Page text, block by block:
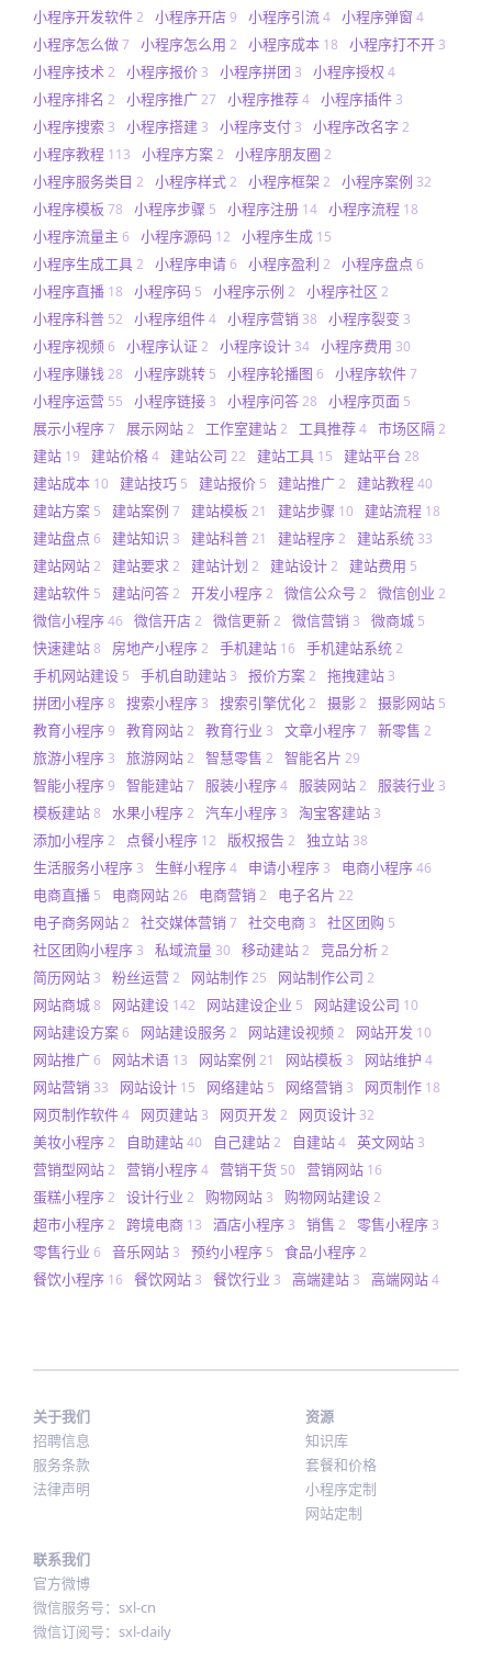
小程序开发软件2 小程序开店9 小程序引流4 小程序弹窗 4
小程序怎么做7 小程序怎么用 2 小程序成本 18 小程序打不开 3
小程序技术 2 小程序报价 3 小程序拼团 3 小程序授权 4
小程序排名 2 小程序推广27 小程序推荐4 小程序插件 3
小程序搜索 3 小程序搭建 3 小程序支付 3 小程序改名字 2
小程序教程 113 小程序方案2 小程序朋友圈 2
小程序服务类目 2 小程序样式2 小程序框架 2 小程序案例 32
小程序模板 78 小程序步骤 5 小程序注册 14 小程序流程 18
小程序流量主 6 小程序源码 12 小程序生成 15
小程序生成工具2 小程序申请6 小程序盈利 2 小程序盘点 6
小程序直播 18 小程序码 5 小程序示例 2 小程序社区 2
小程序科普 52 小程序组件4 小程序营销 38 小程序裂变 3
小程序视频6 小程序认证2 小程序设计 34 小程序费用 30
小程序赚钱28 小程序跳转 5 小程序轮播图 6 小程序软件7
小程序运营 55 小程序链接 3 小程序问答28 小程序页面 5
展示小程序7 展示网站2 工作室建站2 工具推荐4 市场区隔2
建站 19 建站价格4 建站公司 22 建站工具 15 建站平台 28
建站成本 10 建站技巧 5 建站报价 5 建站推广2 建站教程40
建站方案 5 建站案例 7 建站模板 21 建站步骤 10 建站流程 18
建站盘点 6 建站知识 3 建站科普21 建站程序2 建站系统 33
建站网站2 建站要求2 建站计划 2 建站设计2 建站费用 5
建站软件 5 建站问答2 开发小程序2 微信公众号 2 微信创业 2
微信小程序46 微信开店2 微信更新2 微信营销 3 微商城 5
快速建站8 房地产小程序2 手机建站 16 手机建站系统2
手机网站建设 5 手机自助建站 3 报价方案2 拖拽建站 3
拼团小程序8 搜索小程序 3 搜索引擎优化2 摄影2 摄影网站 5
教育小程序9 教育网站2 教育行业 3 文章小程序7 新零售 2
旅游小程序 3 旅游网站2 智慧零售 2 智能名片 29
智能小程序9 智能建站7 服装小程序4 服装网站2 服装行业 3
模板建站8 水果小程序2 汽车小程序 3 淘宝客建站 3
添加小程序2 点餐小程序 12 版权报告2 独立站 38
生活服务小程序 3 生鲜小程序4 申请小程序 3 电商小程序46
电商直播 5 电商网站26 电商营销 2 电子名片 22
电子商务网站2 社交媒体营销 7 社交电商 3 社区团购 5
社区团购小程序 3 私域流量 30 移动建站2 竞品分析2
简历网站 3 粉丝运营2 网站制作25 网站制作公司 2
网站商城8 网站建设 142 网站建设企业 5 网站建设公司 10
网站建设方案6 网站建设服务2 网站建设视频2 网站开发 10
网站推广6 网站术语 13 网站案例 21 网站模板 3 网站维护 4
网站营销 33 网站设计 15 网络建站 5 网络营销 3 网页制作 18
网页制作软件4 网页建站 3 网页开发 2 网页设计 32
美妆小程序2 自助建站40 自己建站2 自建站4 英文网站 3
营销型网站2 营销小程序4 营销干货 50 营销网站 16
蛋糕小程序2 设计行业 2 购物网站 3 购物网站建设2
超市小程序2 跨境电商 13 酒店小程序 3 销售 2 零售小程序 3
零售行业 6 音乐网站 3 预约小程序 5 食品小程序2
餐饮小程序 16 餐饮网站 3 餐饮行业 3 高端建站 3 高端网站4
关于我们
招聘信息
服务条款
法律声明
资源
知识库
套餐和价格
小程序定制
网站定制
联系我们
官方微博
微信服务号：sxl-cn
微信订阅号：sxl-daily